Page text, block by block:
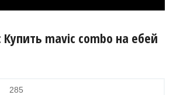
mavic combo на ебей
285